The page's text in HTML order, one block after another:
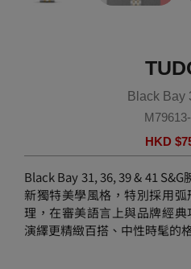
Black Bay
HKD $
Black Bay 31, 36, 39 & 41
新獨特美學風格，特別採用
理，在審美語言上與品牌經典
演繹更精緻百搭、中性時髦的